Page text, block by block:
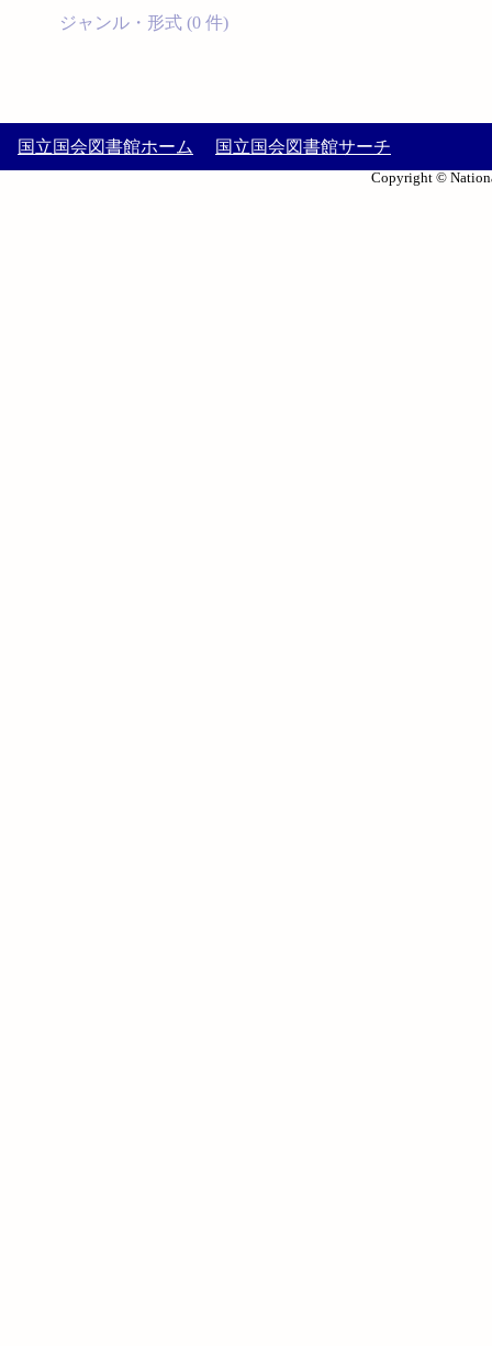
ジャンル・形式 (0 件)
国立国会図書館ホーム 国立国会図書館サーチ
Copyright ©